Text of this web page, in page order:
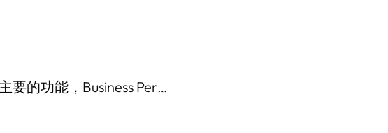
要的功能，Business Per…